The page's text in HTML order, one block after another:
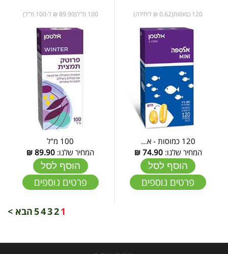
120 כמוסות(0.62 ₪ ליחידה)
120 כמוסות - א...
המחיר שלנו:74.90
₪
הוסף לסל
פרטים נוספים
100 מ"ל(89.90 ₪ ל-100 מ"ל)
100 מ"ל
המחיר שלנו: 89.90
₪
הוסף לסל
פרטים נוספים
1
2
3
4
5הבא >